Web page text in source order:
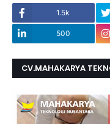
1.5k
500
CV.MAHAKARYA